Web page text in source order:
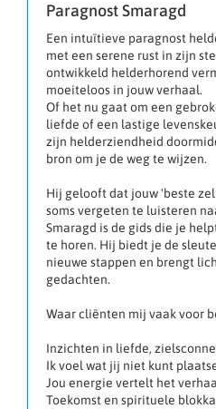
Paragnost Smaragd
Een intuïtieve paragnost
met een serene rust in zijn
ontwikkeld helderhorend
moeiteloos in jouw verhaal.
Of het nu gaat om een
liefde of een lastige
zijn helderziendheid
bron om je de weg te wijzen.
Hij gelooft dat jouw 'beste
soms vergeten te luisteren
Smaragd is de gids die je
te horen. Hij biedt je de
nieuwe stappen en brengt
gedachten.
Waar cliënten mij vaak voor
Inzichten in liefde,
Ik voel wat jij niet kunt
Jou energie vertelt het
Toekomst en spirituele